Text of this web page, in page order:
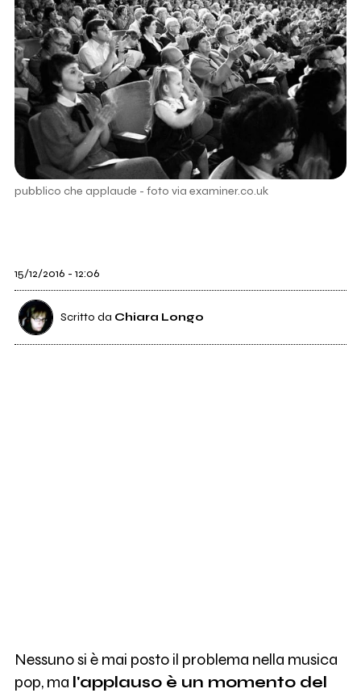
pubblico che applaude - foto via examiner.co.uk
15/12/2016 - 12:06
Scritto da Chiara Longo
Nessuno si è mai posto il problema nella musica
pop, ma l'applauso è un momento del